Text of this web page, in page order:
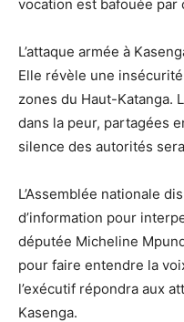
vocation est bafouée
L’attaque armée à
Elle révèle une
zones du Haut-Katanga.
dans la peur, partagées
silence des autorités
L’Assemblée nationale
d’information pour
députée Micheline
pour faire entendre la
l’exécutif répondra aux
Kasenga.